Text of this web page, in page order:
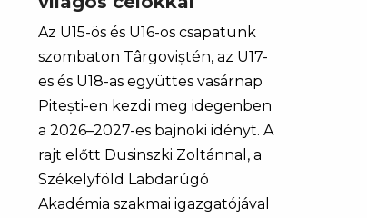
Az U15-ös és U16-os csapatunk
szombaton Târgoviștén, az U17-
es és U18-as együttes vasárnap
Pitești-en kezdi meg idegenben
a 2026–2027-es bajnoki idényt. A
rajt előtt Dusinszki Zoltánnal, a
Székelyföld Labdarúgó
Akadémia szakmai igazgatójával